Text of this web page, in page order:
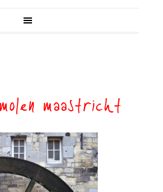
maastricht